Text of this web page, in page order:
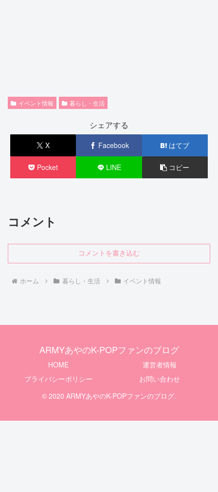
イベント情報 暮らし・生活
シェアする
X Facebook はてブ
Pocket LINE コピー
コメント
コメントを書き込む
ホーム 暮らし・生活 イベント情報
ARMYあやのK-POPファンのブログ
HOME
運営者情報
プライバシーポリシー
お問い合わせ
© 2020 ARMYあやのK-POPファンのブログ.